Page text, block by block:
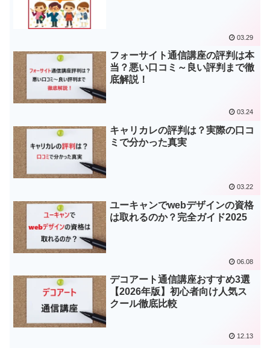
03.29
フォーサイト通信講座の評判は本
当？悪い口コミ～良い評判まで徹
底解説！
03.24
キャリカレの評判は？実際の口コ
ミで分かった真実
03.22
ユーキャンでwebデザインの資格
は取れるのか？完全ガイド2025
06.08
デコアート通信講座おすすめ3選
【2026年版】初心者向け人気ス
クール徹底比較
12.13